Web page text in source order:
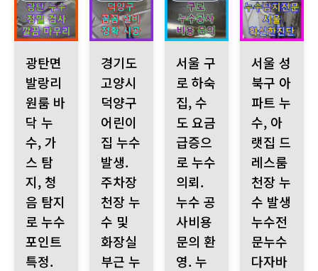
광탄면
발랑리
원룸 바
닥 누
수, 가
스 탐
지, 청
음 탐지
로 누수
포인트
특정.
경기도
고양시
덕양구
어린이
집 누수
발생.
주차장
천장 누
수 및
화장실
부근 누
서울 구
로 하숙
집, 수
도 요금
급증으
로 누수
의뢰.
누수 공
사비용
문의 환
영. 누
서울 성
북구 아
파트 누
수, 아
랫집 드
레스룸
천장 누
수 발생
누수전
문누수
다자바